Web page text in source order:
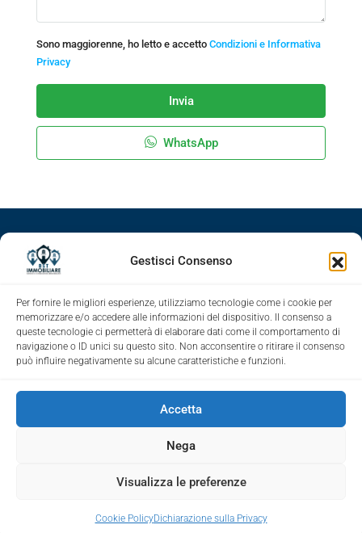
Gestisci Consenso
Per fornire le migliori esperienze, utilizziamo tecnologie come i cookie per
memorizzare e/o accedere alle informazioni del dispositivo. Il consenso a
queste tecnologie ci permetterà di elaborare dati come il comportamento di
navigazione o ID unici su questo sito. Non acconsentire o ritirare il consenso
può influire negativamente su alcune caratteristiche e funzioni.
Accetta
Nega
Visualizza le preferenze
Cookie PolicyDichiarazione sulla Privacy
Sono maggiorenne, ho letto e accetto Condizioni e Informativa
Privacy
Invia
WhatsApp
© Immobiliare Dst © 2021 - All rights reserved -
Marco Di Stefano